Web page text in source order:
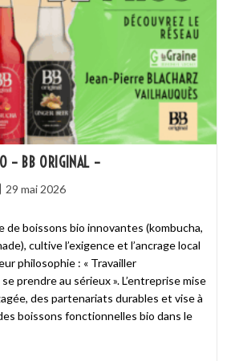
– BB ORIGINAL –
29 mai 2026
de boissons bio innovantes (kombucha,
cultive l’exigence et l’ancrage local
philosophie : « Travailler
prendre au sérieux ». L’entreprise mise
des partenariats durables et vise à
boissons fonctionnelles bio dans le